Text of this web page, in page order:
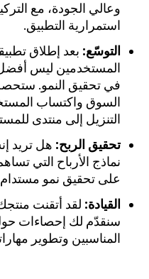
وعالي الجودة، مع
استمرارية التطبيق.
التوسّع: بعد إطلاق
المستخدمين ليس أفضل
في تحقيق النمو.
التنزيل إلى منتدى
تحقيق الربح: هل تريد
نماذج الأرباح التي
على تحقيق نمو
القيادة: لقد أتقنت
سنقدّم لك إحصاءات
المناسبين وتطوير